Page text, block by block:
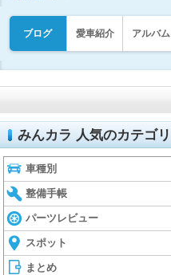
ブログ 愛車紹介 アルバム
みんカラ 人気のカテゴリ
車種別
整備手帳
パーツレビュー
スポット
まとめ